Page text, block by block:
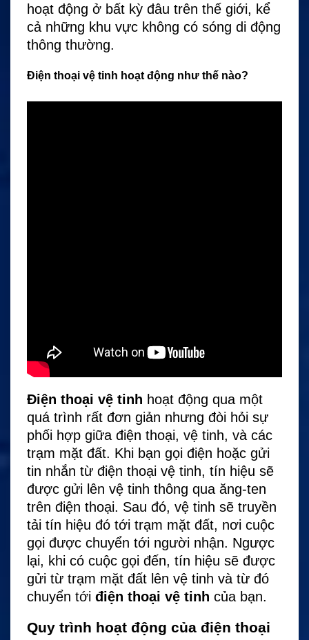
hoạt động ở bất kỳ đâu trên thế giới, kể
cả những khu vực không có sóng di động
thông thường.
Điện thoại vệ tinh hoạt động như thế nào?
Điện thoại vệ tinh hoạt động qua một
quá trình rất đơn giản nhưng đòi hỏi sự
phối hợp giữa điện thoại, vệ tinh, và các
trạm mặt đất. Khi bạn gọi điện hoặc gửi
tin nhắn từ điện thoại vệ tinh, tín hiệu sẽ
được gửi lên vệ tinh thông qua ăng-ten
trên điện thoại. Sau đó, vệ tinh sẽ truyền
tải tín hiệu đó tới trạm mặt đất, nơi cuộc
gọi được chuyển tới người nhận. Ngược
lại, khi có cuộc gọi đến, tín hiệu sẽ được
gửi từ trạm mặt đất lên vệ tinh và từ đó
chuyển tới điện thoại vệ tinh của bạn.
Quy trình hoạt động của điện thoại